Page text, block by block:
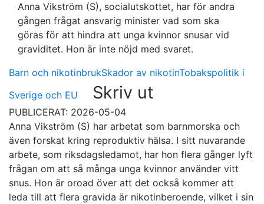
Anna Vikström (S), socialutskottet, har för andra
gången frågat ansvarig minister vad som ska
göras för att hindra att unga kvinnor snusar vid
graviditet. Hon är inte nöjd med svaret.
Barn och nikotinbrukSkador av nikotinTobakspolitik i
Sverige och EU
Skriv ut
PUBLICERAT: 2026-05-04
Anna Vikström (S) har arbetat som barnmorska och
även forskat kring reproduktiv hälsa. I sitt nuvarande
arbete, som riksdagsledamot, har hon flera gånger lyft
frågan om att så många unga kvinnor använder vitt
snus. Hon är oroad över att det också kommer att
leda till att flera gravida är nikotinberoende, vilket i sin